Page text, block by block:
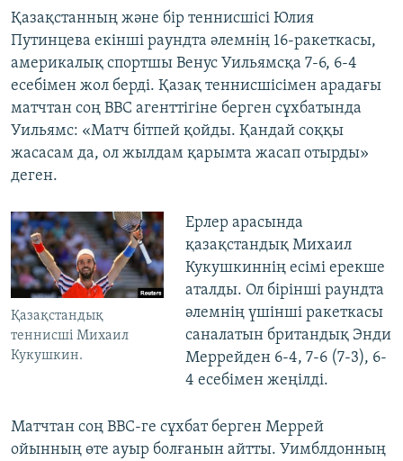
Қазақстанның және бір теннисшісі Юлия
Путинцева екінші раундта әлемнің 16-ракеткасы,
америкалық спортшы Венус Уильямсқа 7-6, 6-4
есебімен жол берді. Қазақ теннисшісімен арадағы
матчтан соң ВВС агенттігіне берген сұхбатында
Уильямс: «Матч бітпей қойды. Қандай соққы
жасасам да, ол жылдам қарымта жасап отырды»
деген.
Қазақстандық
теннисші Михаил
Кукушкин.
Ерлер арасында
қазақстандық Михаил
Кукушкиннің есімі ерекше
аталды. Ол бірінші раундта
әлемнің үшінші ракеткасы
саналатын британдық Энди
Меррейден 6-4, 7-6 (7-3), 6-
4 есебімен жеңілді.
Матчтан соң ВВС-ге сұхбат берген Меррей
ойынның өте ауыр болғанын айтты. Уимблдонның